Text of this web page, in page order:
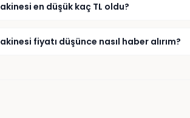
en düşük kaç TL oldu?
fiyatı düşünce nasıl haber alırım?